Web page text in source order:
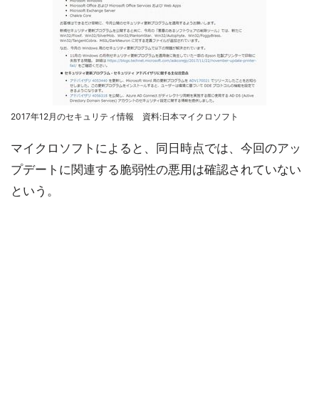
2017年12月のセキュリティ情報 資料:日本マイクロソフト
マイクロソフトによると、同日時点では、今回のアッ
プデートに関連する脆弱性の悪用は確認されていない
という。